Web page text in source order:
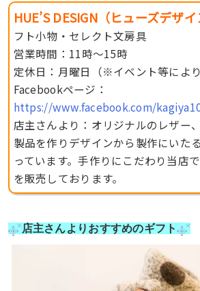
HUE’S DESIGN（ヒューズデザイ
フト小物・セレクト文房具
営業時間：11時〜15時
定休日：月曜日（※イベント等により
Facebookページ：
https://www.facebook.com/
店主さんより：オリジナルのレザー
製品を作りデザインから製作にいた
っています。手作りにこだわり当店
を販売しております。
店主さんよりおすすめのギフト